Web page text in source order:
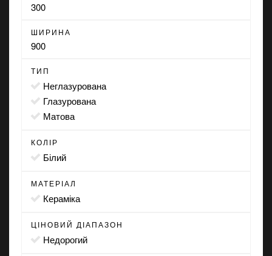
300
ШИРИНА
900
ТИП
неглазурована
глазурована
матова
КОЛІР
білий
МАТЕРІАЛ
Кераміка
ЦІНОВИЙ ДІАПАЗОН
Недорогий